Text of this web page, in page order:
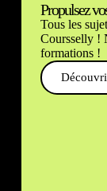
Propulsez
Tous les
Coursselly !
formations !